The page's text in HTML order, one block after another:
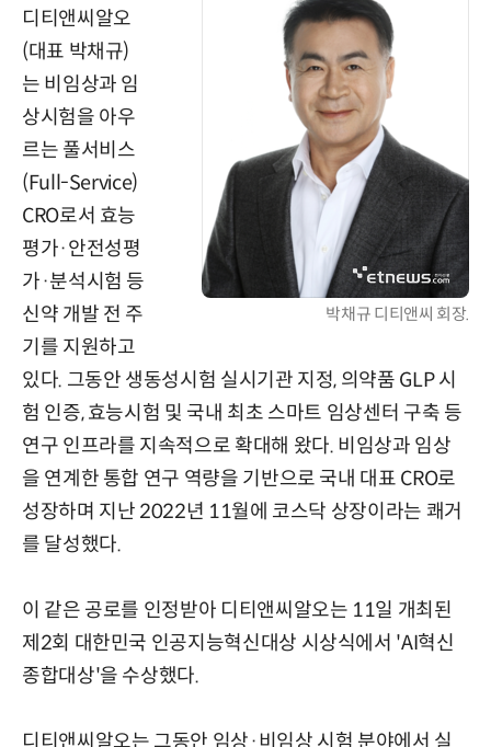
박채규 디티앤씨 회장.
디티앤씨알오
(대표 박채규)
는 비임상과 임
상시험을 아우
르는 풀서비스
(Full-Service)
CRO로서 효능
평가·안전성평
가·분석시험 등
신약 개발 전 주
기를 지원하고
있다. 그동안 생동성시험 실시기관 지정, 의약품 GLP 시
험 인증, 효능시험 및 국내 최초 스마트 임상센터 구축 등
연구 인프라를 지속적으로 확대해 왔다. 비임상과 임상
을 연계한 통합 연구 역량을 기반으로 국내 대표 CRO로
성장하며 지난 2022년 11월에 코스닥 상장이라는 쾌거
를 달성했다.
이 같은 공로를 인정받아 디티앤씨알오는 11일 개최된
제2회 대한민국 인공지능혁신대상 시상식에서 'AI혁신
종합대상'을 수상했다.
디티앤씨알오는 그동안 임상·비임상 시험 분야에서 실